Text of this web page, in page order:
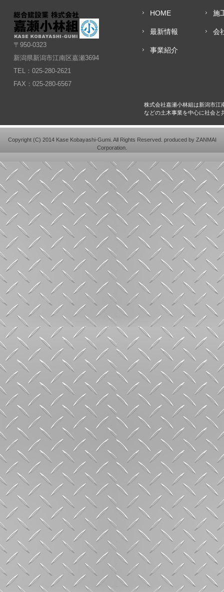
〒950-0323
新潟県新潟市江南区嘉瀬3694
TEL：025-280-2621
FAX：025-280-6567
HOME
最新情報
事業紹介
施
会
株式会社嘉瀬小林組は新潟市江
などの土木事業を中心に社会と
Copyright (C) 2014 Kase Kobayashi-Gumi. All Rights Reserved. produced by ZANMAI
Corporation